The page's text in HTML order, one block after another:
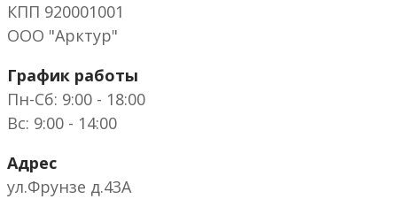
КПП 920001001
ООО "Арктур"
График работы
Пн-Сб: 9:00 - 18:00
Вс: 9:00 - 14:00
Адрес
ул.Фрунзе д.43А